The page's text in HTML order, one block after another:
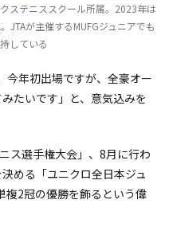
ステニススクール所属。2023年は
JTAが主催するMUFGジュニアでも
している
今年初出場ですが、全豪オー
たいです」と、意気込みを
ス選手権大会」、8月に行わ
める「ユニクロ全日本ジュ
複2冠の優勝を飾るという偉